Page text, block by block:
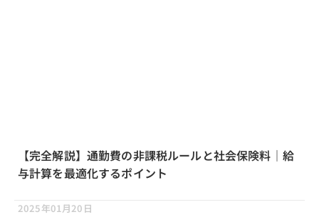
【完全解説】通勤費の非課税ルールと社会保険料｜給
与計算を最適化するポイント
2025年01月20日